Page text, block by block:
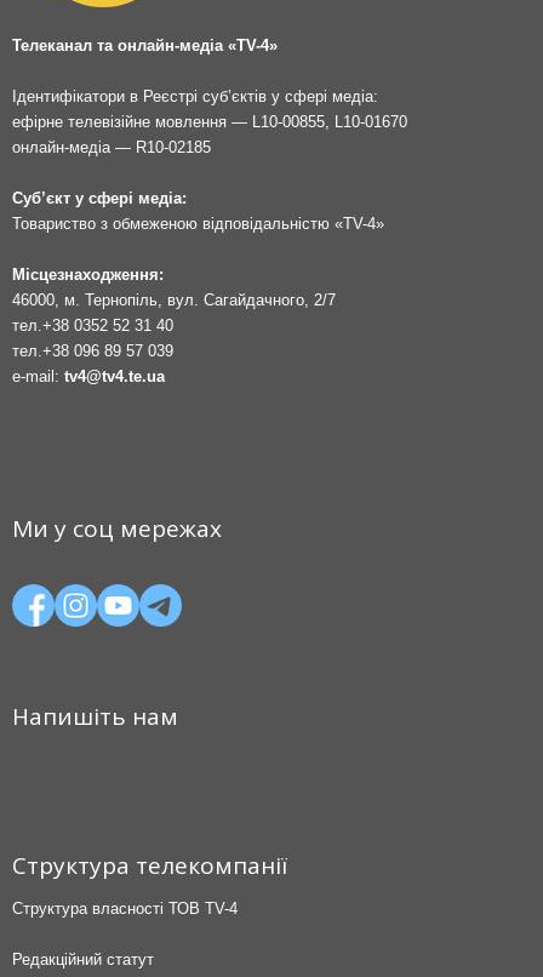
Телеканал та онлайн-медіа «TV-4»
Ідентифікатори в Реєстрі суб’єктів у сфері медіа:
ефірне телевізійне мовлення — L10-00855, L10-01670
онлайн-медіа — R10-02185
Суб’єкт у сфері медіа:
Товариство з обмеженою відповідальністю «TV-4»
Місцезнаходження:
46000, м. Тернопіль, вул. Сагайдачного, 2/7
тел. +38 0352 52 31 40
тел. +38 096 89 57 039
e-mail: tv4@tv4.te.ua
Ми у соц мережах
Напишіть нам
Структура телекомпанії
Структура власності ТОВ TV-4
Редакційний статут